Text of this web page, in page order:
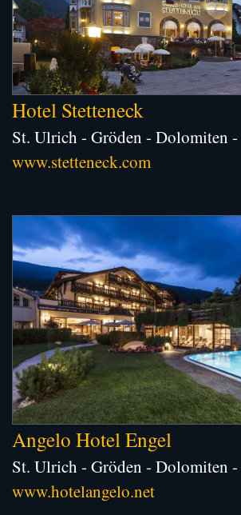
Hotel Stetteneck
St. Ulrich - Gröden - Dolomiten
www.stetteneck.com
Angelo Hotel Engel
St. Ulrich - Gröden - Dolomiten
www.hotelangelo.net